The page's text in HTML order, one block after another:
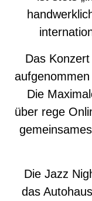
Das
Die
über rege
Die Jazz
das